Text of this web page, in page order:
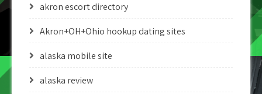
akron escort directory
Akron+OH+Ohio hookup dating sites
alaska mobile site
alaska review